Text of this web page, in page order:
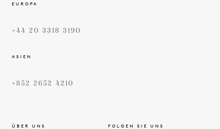
EUROPA
+44 20 3318 3190
ASIEN
+852 2652 4210
ÜBER UNS FOLGEN SIE UNS